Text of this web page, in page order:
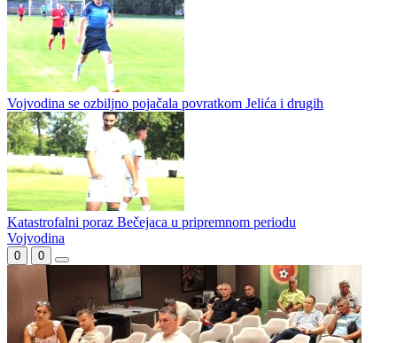
Vojvodina se ozbiljno pojačala povratkom Jelića i drugih
Katastrofalni poraz Bečejaca u pripremnom periodu
Vojvodina
0 0